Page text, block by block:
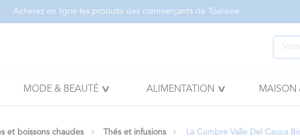
Achetez en ligne les produits des commerçants de Touraine
MODE & BEAUTÉ ALIMENTATION MAISON
et boissons chaudes Thés et infusions La Cumbre Valle Del Cauca